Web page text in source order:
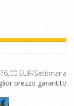
EUR/Settimana
prezzo garantito